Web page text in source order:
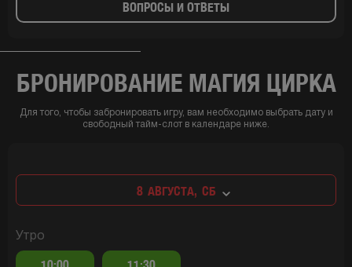
ВОПРОСЫ И ОТВЕТЫ
БРОНИРОВАНИЕ МАГИЯ ЦИРКА
Для того, чтобы забронировать игру, вам необходимо выбрать дату и
свободный тайм-слот в календаре ниже.
8 АВГУСТА, СБ
Утро